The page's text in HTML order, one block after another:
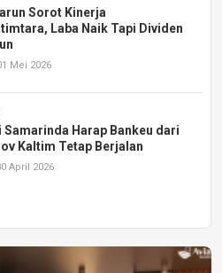
Sorot Kinerja
Laba Naik Tapi Dividen
Mei 2026
Samarinda Harap Bankeu dari
Kaltim Tetap Berjalan
April 2026